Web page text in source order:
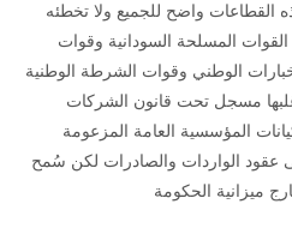
القطاعات واضح للجميع ولا تخطئه
المسلحة السودانية وقوات
الوطني وقوات الشرطة الوطنية
مسجل تحت قانون الشركات
المؤسسية العامة المزعومة
عقود الواردات والصادرات لكن سُمح